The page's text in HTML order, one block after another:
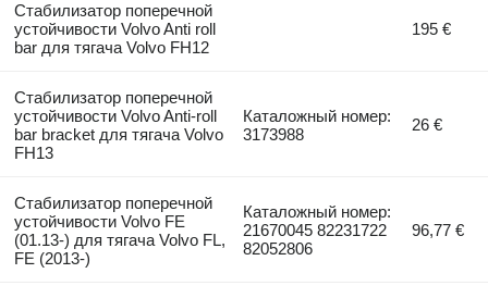
Стабилизатор поперечной
устойчивости Volvo Anti roll
bar для тягача Volvo FH12
195 €
Стабилизатор поперечной
устойчивости Volvo Anti-roll
bar bracket для тягача Volvo
FH13
Каталожный номер:
3173988
26 €
Стабилизатор поперечной
устойчивости Volvo FE
(01.13-) для тягача Volvo FL,
FE (2013-)
Каталожный номер:
21670045 82231722
82052806
96,77 €